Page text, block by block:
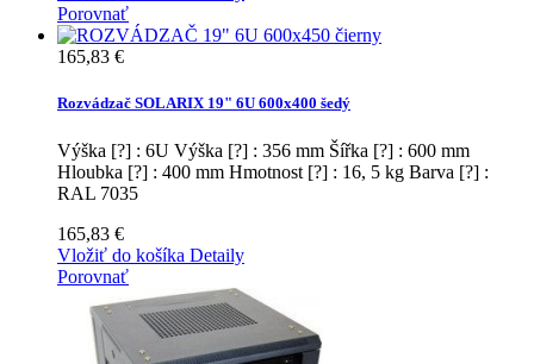
Porovnať
165,83 €
Rozvádzač SOLARIX 19" 6U 600x400 šedý
Výška [?] : 6U Výška [?] : 356 mm Šířka [?] : 600 mm
Hloubka [?] : 400 mm Hmotnost [?] : 16, 5 kg Barva [?] :
RAL 7035
165,83 €
Vložiť do košíka Detaily
Porovnať